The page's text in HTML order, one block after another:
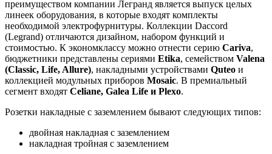
преимуществом компании Легранд является выпуск целых
линеек оборудования, в которые входят комплекты
необходимой электрофурнитуры. Коллекции Daccord
(Legrand) отличаются дизайном, набором функций и
стоимостью. К экономклассу можно отнести серию Cariva,
бюджетники представлены сериями Etika, семейством Valena
(Classic, Life, Allure), накладными устройствами Quteo и
коллекцией модульных приборов Mosaic. В премиальный
сегмент входят Celiane, Galea Life и Plexo.
Розетки накладные с заземлением бывают следующих типов:
двойная накладная с заземлением
накладная тройная с заземлением